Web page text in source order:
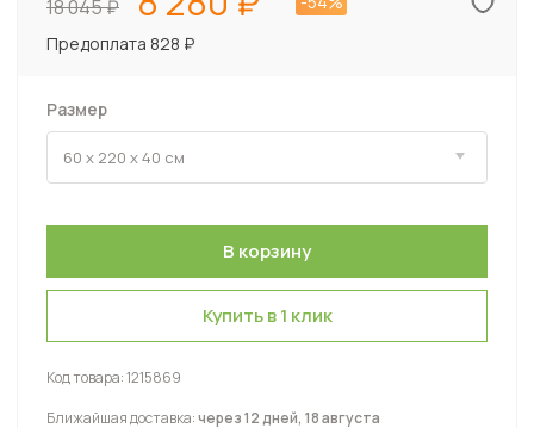
18 045
Предоплата 828 ₽
Размер
Купить в 1 клик
Код товара:1215869
Ближайшая доставка:через 12 дней, 18 августа